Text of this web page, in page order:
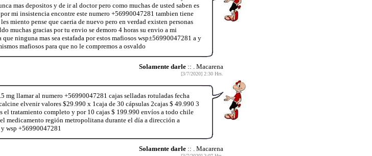
mas depositos y de ir al doctor pero como muchas de usted saben es
mi insistencia encontre este numero +56990047281 tambien tiene
miento pense que caeria de nuevo pero en verdad existen personas
muchas gracias por tu envio se demoro 4 horas su envio a mi
ninguna mas sea estafada por estos mafiosos wsp±56990047281 a y
mafiosos para que no le compremos a osvaldo
Solamente darle:: . Macarena
[3/7/2020] 2:30 Hrs.
llamar al numero +56990047281 cajas selladas rotuladas fecha
elvenir valores $29.990 x 1caja de 30 cápsulas 2cajas $ 49.990 3
el tratamiento completo y por 10 cajas $ 199.990 envíos a todo chile
medicamento región metropolitana durante el día a dirección a
wsp +56990047281
Solamente darle:: . Macarena